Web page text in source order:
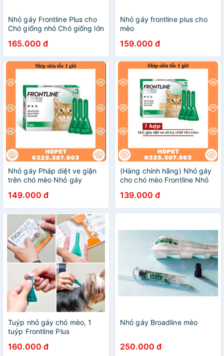
Nhỏ gáy Frontline Plus cho
Chó giống nhỏ Chó giống lớn
dưới 10kg và từ 10-20kg
165.000 đ
Nhỏ gáy frontline plus cho
mèo
159.000 đ
Nhỏ gáy Pháp diệt ve giận
trên chó mèo Nhỏ gáy
149.000 đ
(Hàng chính hãng) Nhỏ gáy
cho chó mèo Frontline Nhỏ
bỏ ve rận
139.000 đ
Tuýp nhỏ gáy chó mèo, 1
tuýp Frontline Plus
160.000 đ
Nhỏ gáy Broadline mèo
250.000 đ